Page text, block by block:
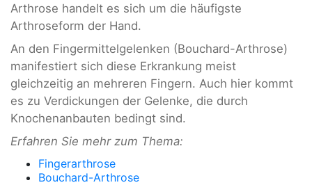
Arthrose handelt es sich um die häufigste
Arthroseform der Hand.
An den Fingermittelgelenken (Bouchard-Arthrose)
manifestiert sich diese Erkrankung meist
gleichzeitig an mehreren Fingern. Auch hier kommt
es zu Verdickungen der Gelenke, die durch
Knochenanbauten bedingt sind.
Erfahren Sie mehr zum Thema:
Fingerarthrose
Bouchard-Arthrose